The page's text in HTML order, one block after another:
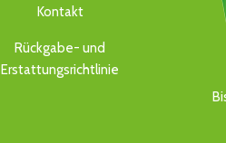
Kontakt
Rückgabe- und
Erstattungsrichtlinie